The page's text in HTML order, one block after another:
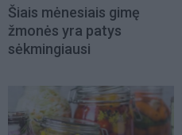
Šiais mėnesiais gimę
žmonės yra patys
sėkmingiausi